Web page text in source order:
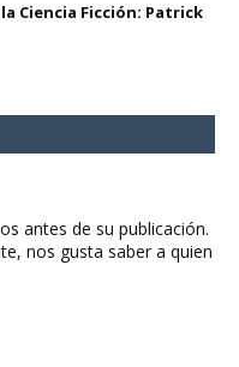
Ciencia Ficción: Patrick
antes de su publicación.
nos gusta saber a quien